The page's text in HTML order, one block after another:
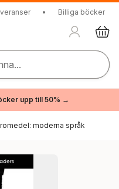
• Billiga böcker
upp till 50% →
moderna språk